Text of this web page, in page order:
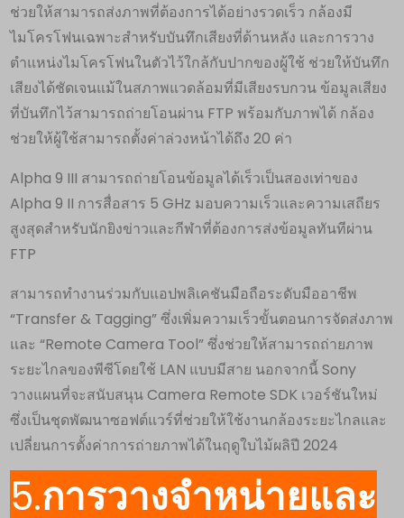
ช่วยให้สามารถส่งภาพที่ต้องการได้อย่างรวดเร็ว กล้องมี
ไมโครโฟนเฉพาะสำหรับบันทึกเสียงที่ด้านหลัง และการวาง
ตำแหน่งไมโครโฟนในตัวไว้ใกล้กับปากของผู้ใช้ ช่วยให้บันทึก
เสียงได้ชัดเจนแม้ในสภาพแวดล้อมที่มีเสียงรบกวน ข้อมูลเสียง
ที่บันทึกไว้สามารถถ่ายโอนผ่าน FTP พร้อมกับภาพได้ กล้อง
ช่วยให้ผู้ใช้สามารถตั้งค่าล่วงหน้าได้ถึง 20 ค่า ​
Alpha 9 III สามารถถ่ายโอนข้อมูลได้เร็วเป็นสองเท่าของ
Alpha 9 II การสื่อสาร 5 GHz มอบความเร็วและความเสถียร
สูงสุดสำหรับนักยิงข่าวและกีฬาที่ต้องการส่งข้อมูลทันทีผ่าน
FTP
สามารถทำงานร่วมกับแอปพลิเคชันมือถือระดับมืออาชีพ
“Transfer & Tagging” ซึ่งเพิ่มความเร็วขั้นตอนการจัดส่งภาพ
และ “Remote Camera Tool” ซึ่งช่วยให้สามารถถ่ายภาพ
ระยะไกลของพีซีโดยใช้ LAN แบบมีสาย นอกจากนี้ Sony
วางแผนที่จะสนับสนุน Camera Remote SDK เวอร์ชันใหม่
ซึ่งเป็นชุดพัฒนาซอฟต์แวร์ที่ช่วยให้ใช้งานกล้องระยะไกลและ
เปลี่ยนการตั้งค่าการถ่ายภาพได้ในฤดูใบไม้ผลิปี 2024
5.การวางจำหน่ายและ